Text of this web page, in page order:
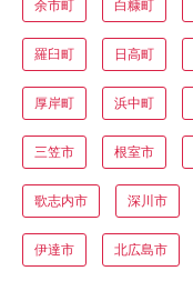
余市町 白糠町
羅臼町 日高町
厚岸町 浜中町
三笠市 根室市
歌志内市 深川市
伊達市 北広島市